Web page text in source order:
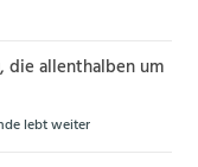
die allenthalben um
lebt weiter